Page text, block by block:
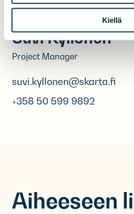
Kiellä
Suvi Kyllönen
Project Manager
suvi.kyllonen@skarta.fi
+358 50 599 9892
Aiheeseen